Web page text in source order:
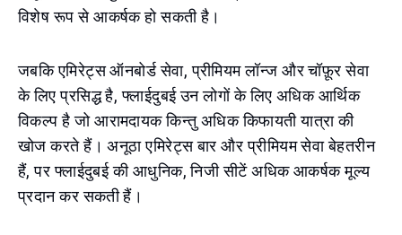
विशेष रूप से आकर्षक हो सकती है।
जबकि एमिरेट्स ऑनबोर्ड सेवा, प्रीमियम लॉन्ज और चॉफ़ूर सेवा
के लिए प्रसिद्ध है, फ्लाईदुबई उन लोगों के लिए अधिक आर्थिक
विकल्प है जो आरामदायक किन्तु अधिक किफायती यात्रा की
खोज करते हैं। अनूठा एमिरेट्स बार और प्रीमियम सेवा बेहतरीन
हैं, पर फ्लाईदुबई की आधुनिक, निजी सीटें अधिक आकर्षक मूल्य
प्रदान कर सकती हैं।